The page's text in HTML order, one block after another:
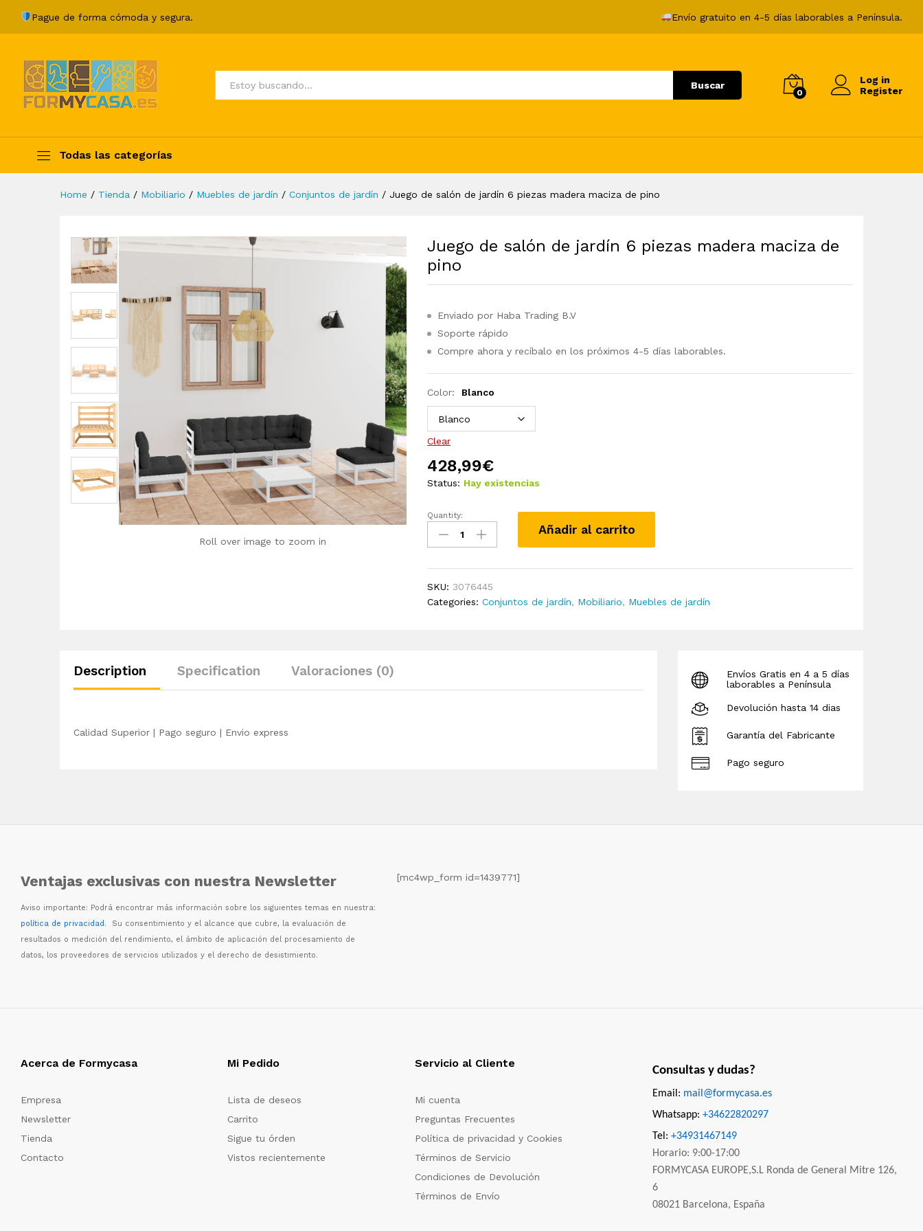
Pague de forma cómoda y segura. Envío gratuito en 4-5 días laborables a Península.
Todos Buscar
0
Log in
Register
Todas las categorías
y animales
Home / Tienda / Mobiliario / Muebles de jardín / Conjuntos de jardín / Juego de salón de jardín 6 piezas madera maciza de pino
Roll over image to zoom in
Juego de salón de jardín 6 piezas madera maciza de
pino
Enviado por Haba Trading B.V
Soporte rápido
Compre ahora y recíbalo en los próximos 4-5 días laborables.
Color: Blanco
Clear
428,99€
Status: Hay existencias
Juego
salón
6
piezas
Quantity:
Añadir al carrito
SKU:3076445
Categories:Conjuntos de jardín, Mobiliario, Muebles de jardín
Description Specification Valoraciones (0)
Calidad Superior | Pago seguro | Envio express
Envíos Gratis en 4 a 5 días
laborables a Península
Devolución hasta 14 dias
Garantía del Fabricante
Pago seguro
Ventajas exclusivas con nuestra Newsletter
Aviso importante: Podrá encontrar más información sobre los siguientes temas en nuestra:
política de privacidad. Su consentimiento y el alcance que cubre, la evaluación de
resultados o medición del rendimiento, el ámbito de aplicación del procesamiento de
datos, los proveedores de servicios utilizados y el derecho de desistimiento.
[mc4wp_form id=1439771]
Acerca de Formycasa
Empresa
Newsletter
Tienda
Contacto
Mi Pedido
Lista de deseos
Carrito
Sigue tu órden
Vistos recientemente
Servicio al Cliente
Mi cuenta
Preguntas Frecuentes
Política de privacidad y Cookies
Términos de Servicio
Condiciones de Devolución
Términos de Envío
Consultas y dudas?
Email: mail@formycasa.es
Whatsapp: +34622820297
Tel: +34931467149
Horario: 9:00-17:00
FORMYCASA EUROPE,S.L Ronda de General Mitre 126,
6
08021 Barcelona, España
Description Specification
281,99€ Añadir al carrito